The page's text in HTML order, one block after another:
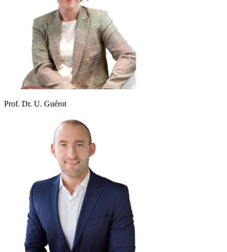
Prof. Dr. U. Guérot